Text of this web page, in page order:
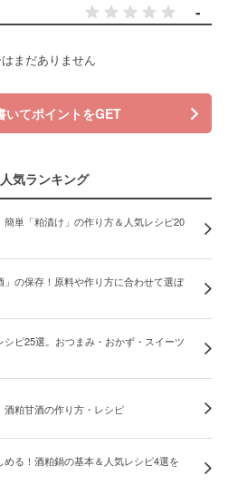
-
まだありません
いてポイントをGET
気ランキング
簡単「粕漬け」の作り方＆人気レシピ20
」の保存！原料や作り方に合わせて選ぼ
シピ25選。おつまみ・おかず・スイーツ
酒粕甘酒の作り方・レシピ
める！酒粕鍋の基本＆人気レシピ4選を